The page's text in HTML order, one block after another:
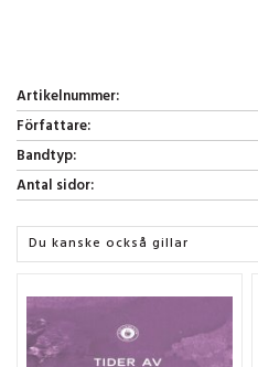
Artikelnummer:
Författare:
Bandtyp:
Antal sidor:
Du kanske också gillar